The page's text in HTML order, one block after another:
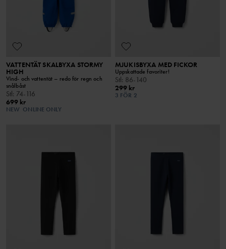
VATTENTÄT SKALBYXA STORMY
HIGH
Vind- och vattentät – redo för regn och
snålbåst
Stl: 74-116
699 kr
NEW ONLINE ONLY
MJUKISBYXA MED FICKOR
Uppskattade favoriter!
Stl: 86-140
299 kr
3 FÖR 2